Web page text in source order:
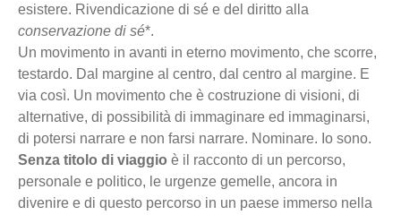
esistere. Rivendicazione di sé e del diritto alla
conservazione di sé*.
Un movimento in avanti in eterno movimento, che scorre,
testardo. Dal margine al centro, dal centro al margine. E
via così. Un movimento che è costruzione di visioni, di
alternative, di possibilità di immaginare ed immaginarsi,
di potersi narrare e non farsi narrare. Nominare. Io sono.
Senza titolo di viaggio è il racconto di un percorso,
personale e politico, le urgenze gemelle, ancora in
divenire e di questo percorso in un paese immerso nella